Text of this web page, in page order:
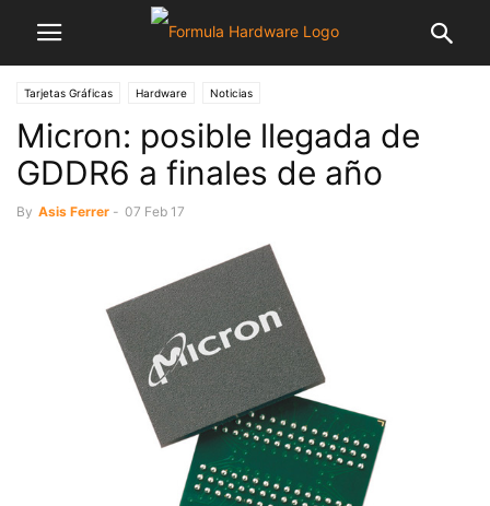
Tarjetas Gráficas Hardware Noticias
Micron: posible llegada de
GDDR6 a finales de año
By Asis Ferrer - 07 Feb 17